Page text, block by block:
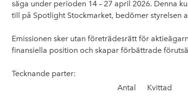
säga under perioden 14 – 27 april 2026. Denna
till på Spotlight Stockmarket, bedömer styrelsen
Emissionen sker utan företrädesrätt för
finansiella position och skapar förbättrade
Tecknande parter:
Antal
Kvittad